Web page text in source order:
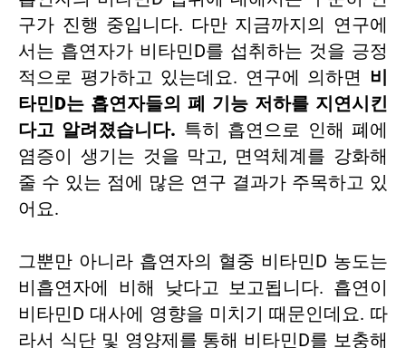
구가 진행 중입니다. 다만 지금까지의 연구에
서는 흡연자가 비타민D를 섭취하는 것을 긍정
적으로 평가하고 있는데요. 연구에 의하면 비
타민D는 흡연자들의 폐 기능 저하를 지연시킨
다고 알려졌습니다. 특히 흡연으로 인해 폐에
염증이 생기는 것을 막고, 면역체계를 강화해
줄 수 있는 점에 많은 연구 결과가 주목하고 있
어요.
그뿐만 아니라 흡연자의 혈중 비타민D 농도는
비흡연자에 비해 낮다고 보고됩니다. 흡연이
비타민D 대사에 영향을 미치기 때문인데요. 따
라서 식단 및 영양제를 통해 비타민D를 보충해